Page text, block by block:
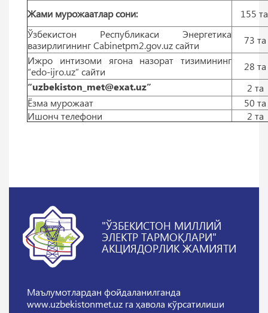
Жами мурожаатлар сони:
155
Ўзбекистон Республикаси Энергетика
вазирлигининг Cabinetpm2.gov.uz сайти
73 тa
Ижро интизоми ягона назорат тизимининг
“edo-ijro.uz” сайти
28 тa
“uzbekiston_met@exat.uz”
2 тa
Ёзма мурожаат
50 тa
Ишонч телефони
2 тa
"ЎЗБЕКИСТОН МИЛЛИЙ
ЭЛЕКТР ТАРМОҚЛАРИ"
АКЦИЯДОРЛИК ЖАМИЯТИ
Маълумотлардан фойдаланилганда
www.uzbekistonmet.uz га ҳавола кўрсатилиши